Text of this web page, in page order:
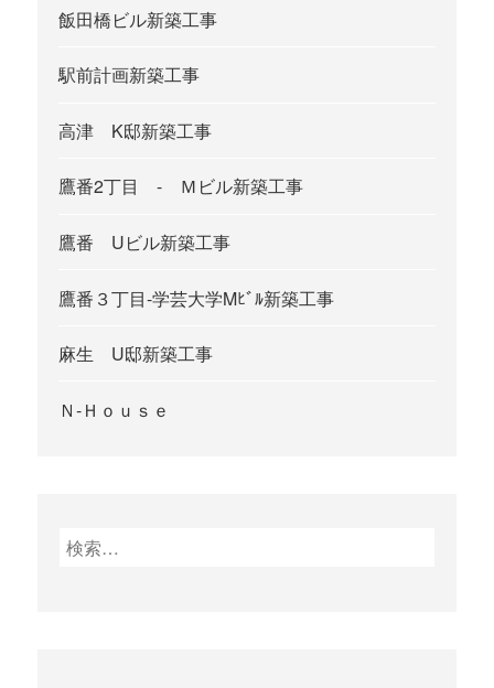
飯田橋ビル新築工事
駅前計画新築工事
高津 K邸新築工事
鷹番2丁目 - Ｍビル新築工事
鷹番 Uビル新築工事
鷹番３丁目-学芸大学Mﾋﾞﾙ新築工事
麻生 U邸新築工事
Ｎ-Ｈｏｕｓｅ
検